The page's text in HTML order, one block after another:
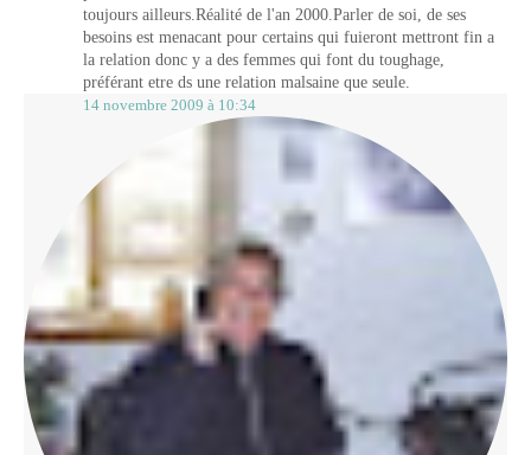
toujours ailleurs.Réalité de l'an 2000.Parler de soi, de ses
besoins est menacant pour certains qui fuieront mettront fin a
la relation donc y a des femmes qui font du toughage,
préférant etre ds une relation malsaine que seule.
14 novembre 2009 à 10:34